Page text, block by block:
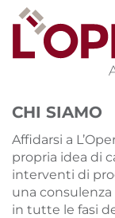
CHI SIAMO
Affidarsi a
propria idea di
interventi di
una
in tutte le fasi